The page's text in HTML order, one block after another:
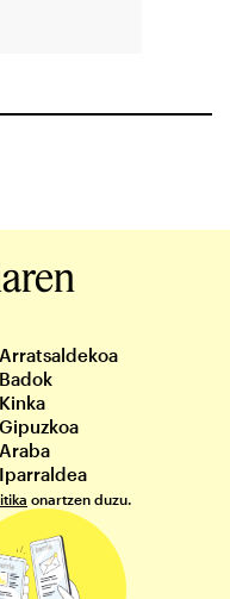
Arratsaldekoa
Badok
Kinka
Gipuzkoa
Araba
Iparraldea
onartzen duzu.